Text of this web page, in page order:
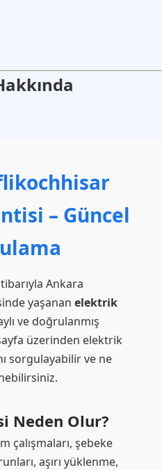
– Güncel
Ankara
yaşanan elektrik
ve doğrulanmış
üzerinden elektrik
sorgulayabilir ve ne
Neden Olur?
çalışmaları, şebeke
aşırı yüklenme,